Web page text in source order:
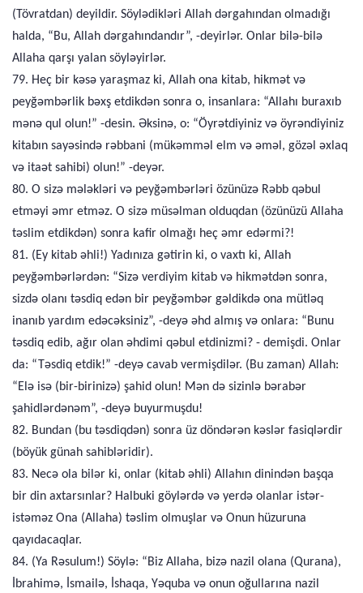
(Tövratdan) deyildir. Söylədikləri Allah dərgahından olmadığı
halda, “Bu, Allah dərgahındandır”, -deyirlər. Onlar bilə-bilə
Allaha qarşı yalan söyləyirlər.
79. Heç bir kəsə yaraşmaz ki, Allah ona kitab, hikmət və
peyğəmbərlik bəxş etdikdən sonra o, insanlara: “Allahı buraxıb
mənə qul olun!” -desin. Əksinə, o: “Öyrətdiyiniz və öyrəndiyiniz
kitabın sayəsində rəbbani (mükəmməl elm və əməl, gözəl əxlaq
və itaət sahibi) olun!” -deyər.
80. O sizə mələkləri və peyğəmbərləri özünüzə Rəbb qəbul
etməyi əmr etməz. O sizə müsəlman olduqdan (özünüzü Allaha
təslim etdikdən) sonra kafir olmağı heç əmr edərmi?!
81. (Ey kitab əhli!) Yadınıza gətirin ki, o vaxtı ki, Allah
peyğəmbərlərdən: “Sizə verdiyim kitab və hikmətdən sonra,
sizdə olanı təsdiq edən bir peyğəmbər gəldikdə ona mütləq
inanıb yardım edəcəksiniz”, -deyə əhd almış və onlara: “Bunu
təsdiq edib, ağır olan əhdimi qəbul etdinizmi? - demişdi. Onlar
da: “Təsdiq etdik!” -deyə cavab vermişdilər. (Bu zaman) Allah:
“Elə isə (bir-birinizə) şahid olun! Mən də sizinlə bərabər
şahidlərdənəm”, -deyə buyurmuşdu!
82. Bundan (bu təsdiqdən) sonra üz döndərən kəslər fasiqlərdir
(böyük günah sahibləridir).
83. Necə ola bilər ki, onlar (kitab əhli) Allahın dinindən başqa
bir din axtarsınlar? Halbuki göylərdə və yerdə olanlar istər-
istəməz Ona (Allaha) təslim olmuşlar və Onun hüzuruna
qayıdacaqlar.
84. (Ya Rəsulum!) Söylə: “Biz Allaha, bizə nazil olana (Qurana),
İbrahimə, İsmailə, İshaqa, Yəquba və onun oğullarına nazil